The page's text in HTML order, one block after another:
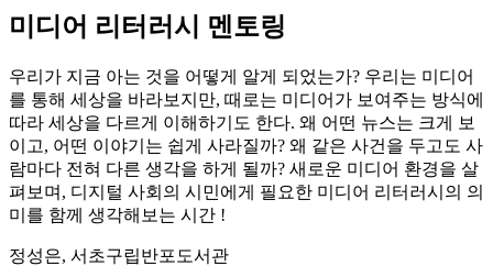
미디어 리터러시 멘토링
우리가 지금 아는 것을 어떻게 알게 되었는가? 우리는 미디어
를 통해 세상을 바라보지만, 때로는 미디어가 보여주는 방식에
따라 세상을 다르게 이해하기도 한다. 왜 어떤 뉴스는 크게 보
이고, 어떤 이야기는 쉽게 사라질까? 왜 같은 사건을 두고도 사
람마다 전혀 다른 생각을 하게 될까? 새로운 미디어 환경을 살
펴보며, 디지털 사회의 시민에게 필요한 미디어 리터러시의 의
미를 함께 생각해보는 시간 !
정성은, 서초구립반포도서관